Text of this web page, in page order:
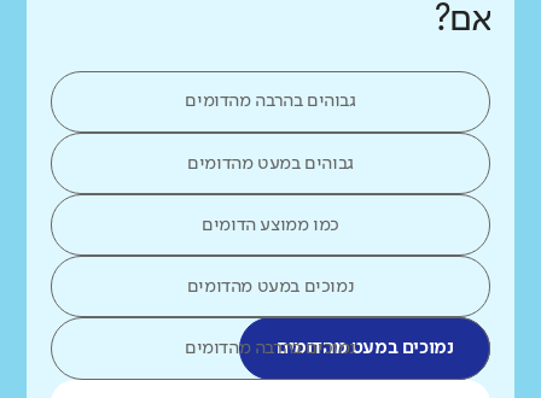
אם?
גבוהים בהרבה מהדומים
גבוהים במעט מהדומים
כמו ממוצע הדומים
נמוכים במעט מהדומים
נמוכים במעט מהדומיםנמוכים בהרבה מהדומים